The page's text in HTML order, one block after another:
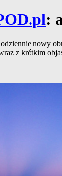
:
nowy
z krótkim